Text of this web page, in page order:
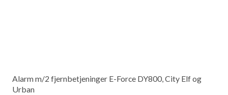
Alarm m/2 fjernbetjeninger E-Force DY800, City Elf og
Urban